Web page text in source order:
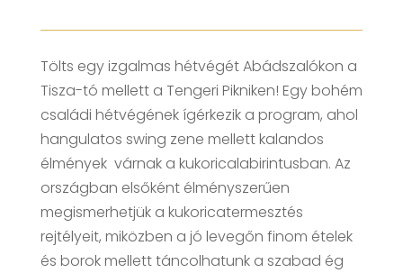
Tölts egy izgalmas hétvégét Abádszalókon a
Tisza-tó mellett a Tengeri Pikniken! Egy bohém
családi hétvégének ígérkezik a program, ahol
hangulatos swing zene mellett kalandos
élmények várnak a kukoricalabirintusban. Az
országban elsőként élményszerűen
megismerhetjük a kukoricatermesztés
rejtélyeit, miközben a jó levegőn finom ételek
és borok mellett táncolhatunk a szabad ég